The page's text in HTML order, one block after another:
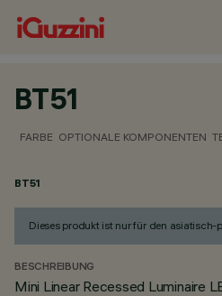
BT51
FARBE OPTIONALE KOMPONENTEN
BT51
Dieses produkt ist nur für den
BESCHREIBUNG
Mini Linear Recessed Luminaire